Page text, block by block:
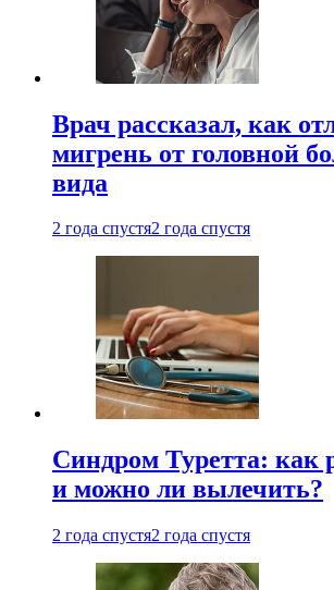
Врач рассказал, как
мигрень от головной
вида
2 года спустя2 года спустя
Синдром Туретта: как
и можно ли вылечить?
2 года спустя2 года спустя